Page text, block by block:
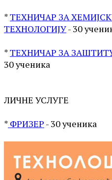
*ТЕХНИЧАР ЗА
ТЕХНОЛОГИЈУ- 30
*ТЕХНИЧАР ЗА
30 ученика
ЛИЧНЕ УСЛУГЕ
* ФРИЗЕР - 30 ученика